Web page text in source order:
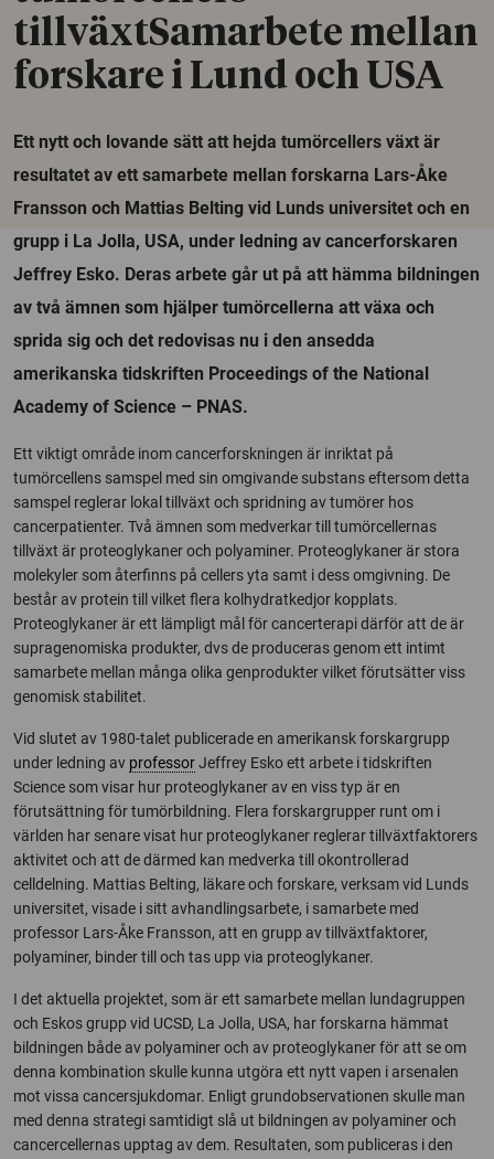
tillväxtSamarbete mellan
forskare i Lund och USA
Ett nytt och lovande sätt att hejda tumörcellers växt är
resultatet av ett samarbete mellan forskarna Lars-Åke
Fransson och Mattias Belting vid Lunds universitet och en
grupp i La Jolla, USA, under ledning av cancerforskaren
Jeffrey Esko. Deras arbete går ut på att hämma bildningen
av två ämnen som hjälper tumörcellerna att växa och
sprida sig och det redovisas nu i den ansedda
amerikanska tidskriften Proceedings of the National
Academy of Science – PNAS.
Ett viktigt område inom cancerforskningen är inriktat på
tumörcellens samspel med sin omgivande substans eftersom detta
samspel reglerar lokal tillväxt och spridning av tumörer hos
cancerpatienter. Två ämnen som medverkar till tumörcellernas
tillväxt är proteoglykaner och polyaminer. Proteoglykaner är stora
molekyler som återfinns på cellers yta samt i dess omgivning. De
består av protein till vilket flera kolhydratkedjor kopplats.
Proteoglykaner är ett lämpligt mål för cancerterapi därför att de är
supragenomiska produkter, dvs de produceras genom ett intimt
samarbete mellan många olika genprodukter vilket förutsätter viss
genomisk stabilitet.
Vid slutet av 1980-talet publicerade en amerikansk forskargrupp
under ledning av professorJeffrey Esko ett arbete i tidskriften
Science som visar hur proteoglykaner av en viss typ är en
förutsättning för tumörbildning. Flera forskargrupper runt om i
världen har senare visat hur proteoglykaner reglerar tillväxtfaktorers
aktivitet och att de därmed kan medverka till okontrollerad
celldelning. Mattias Belting, läkare och forskare, verksam vid Lunds
universitet, visade i sitt avhandlingsarbete, i samarbete med
professor Lars-Åke Fransson, att en grupp av tillväxtfaktorer,
polyaminer, binder till och tas upp via proteoglykaner.
I det aktuella projektet, som är ett samarbete mellan lundagruppen
och Eskos grupp vid UCSD, La Jolla, USA, har forskarna hämmat
bildningen både av polyaminer och av proteoglykaner för att se om
denna kombination skulle kunna utgöra ett nytt vapen i arsenalen
mot vissa cancersjukdomar. Enligt grundobservationen skulle man
med denna strategi samtidigt slå ut bildningen av polyaminer och
cancercellernas upptag av dem. Resultaten, som publiceras i den